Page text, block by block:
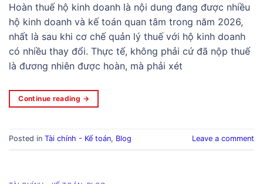
Hoàn thuế hộ kinh doanh là nội dung đang được nhiều
hộ kinh doanh và kế toán quan tâm trong năm 2026,
nhất là sau khi cơ chế quản lý thuế với hộ kinh doanh
có nhiều thay đổi. Thực tế, không phải cứ đã nộp thuế
là đương nhiên được hoàn, mà phải xét
Continue reading →
Posted in Tài chính - Kế toán, Blog Leave a comment